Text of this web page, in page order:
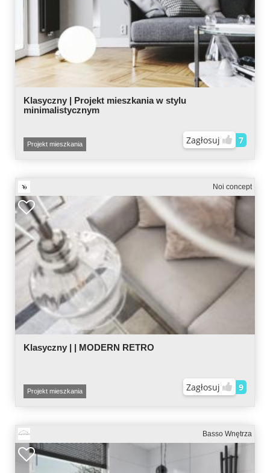
Klasyczny | Projekt mieszkania w stylu
minimalistycznym
Projekt mieszkania Zagłosuj 7
Noi concept
Klasyczny | | MODERN RETRO
Projekt mieszkania Zagłosuj 9
Basso Wnętrza